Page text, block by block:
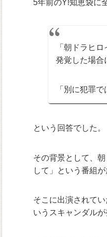
5年前のY!知恵袋に
「朝ドラヒ
発覚した場合
「別に犯罪
という回答でした。
その背景として、
して」という番組
そこに出演されて
いうスキャンダルが